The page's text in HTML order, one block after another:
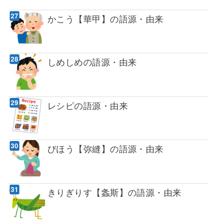
かこう【華甲】の語源・由来
しめしめの語源・由来
レシピの語源・由来
びほう【弥縫】の語源・由来
きりぎりす【螽斯】の語源・由来